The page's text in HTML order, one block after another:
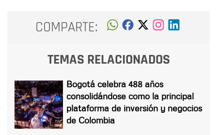
COMPARTE:
TEMAS RELACIONADOS
Bogotá celebra 488 años
consolidándose como la principal
plataforma de inversión y negocios
de Colombia